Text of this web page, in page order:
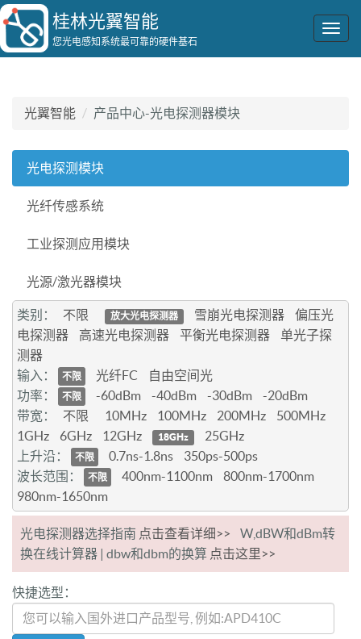
桂林光翼智能
您光电感知系统最可靠的硬件基石
光翼智能 产品中心-光电探测器模块
光电探测模块
光纤传感系统
工业探测应用模块
光源/激光器模块
类别： 不限 放大光电探测器 雪崩光电探测器
偏压光
电探测器
高速光电探测器 平衡光电探测器
单光子探
测器
输入：
不限 光纤FC
自由空间光
功率：
不限 -60dBm -40dBm -30dBm
-20dBm
带宽：
不限 10MHz 100MHz 200MHz
500MHz
1GHz
6GHz 12GHz 18GHz
25GHz
上升沿：
不限 0.7ns-1.8ns
350ps-500ps
波长范围：
不限 400nm-1100nm
800nm-1700nm
980nm-1650nm
光电探测器选择指南 点击查看详细>> W,dBW和dBm转
换在线计算器 | dbw和dbm的换算 点击这里>>
快捷选型：